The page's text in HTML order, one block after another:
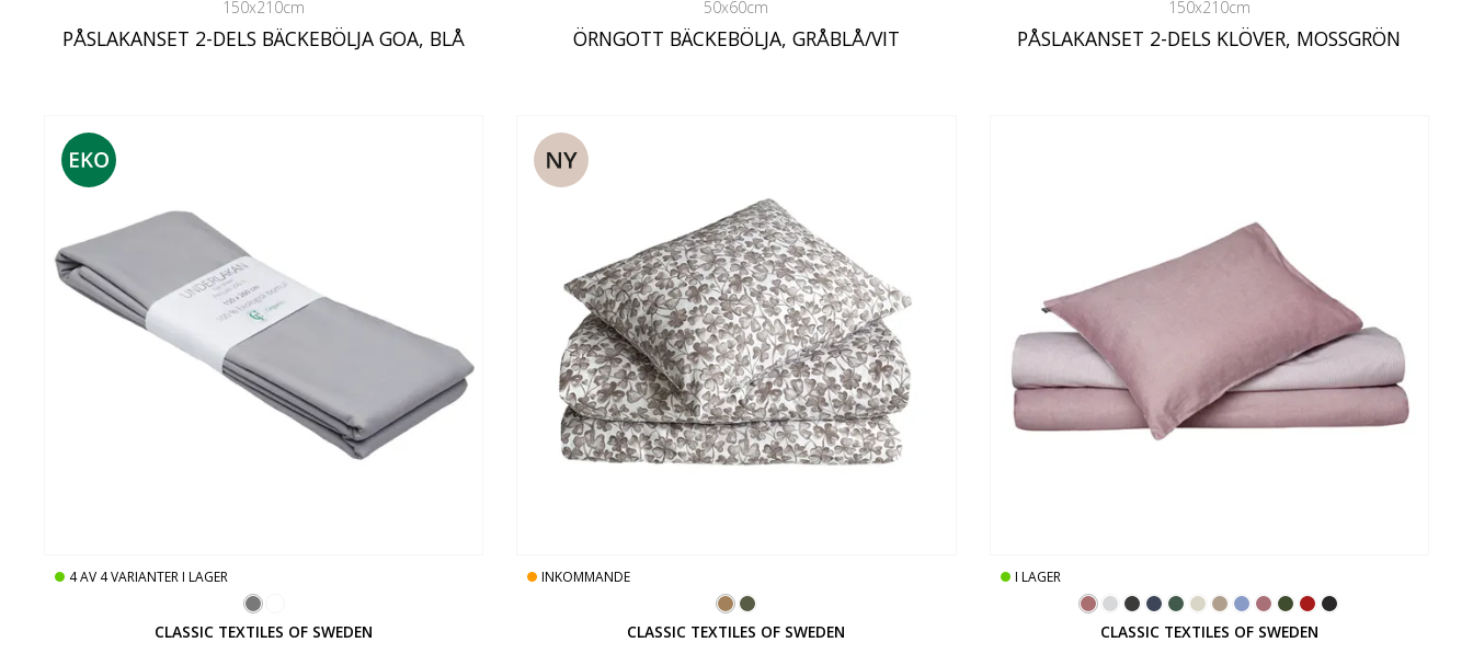
150x210cm
PÅSLAKANSET 2-DELS BÄCKEBÖLJA GOA, BLÅ
50x60cm
ÖRNGOTT BÄCKEBÖLJA, GRÅBLÅ/VIT
150x210cm
PÅSLAKANSET 2-DELS KLÖVER, MOSSGRÖN
4AV 4VARIANTER I LAGER
CLASSIC TEXTILES OF SWEDEN
INKOMMANDE
CLASSIC TEXTILES OF SWEDEN
I LAGER
CLASSIC TEXTILES OF SWEDEN